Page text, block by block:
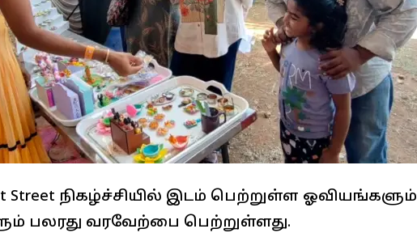
நிகழ்ச்சியில் இடம் பெற்றுள்ள ஓவியங்களும்
பலரது வரவேற்பை பெற்றுள்ளது.